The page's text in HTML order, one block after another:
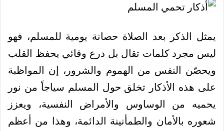
يمثل الذكر بعد الصلاة حصانة يومية للمسلم، فهو
ليس مجرد كلمات تقال بل درع وقائي يحفظ القلب
ويحصّن النفس من الهموم والشرور، إن المواظبة
على هذه الأذكار تخلق حول المسلم سياجاً من نور
يحميه من الوساوس والأمراض النفسية، ويعزز
شعوره بالأمان والطمأنينة الدائمة، وهذا من أعظم